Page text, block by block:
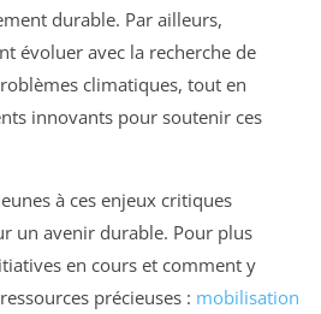
durable. Par ailleurs,
évoluer avec la recherche de
climatiques, tout en
innovants pour soutenir ces
à ces enjeux critiques
un avenir durable. Pour plus
en cours et comment y
précieuses : mobilisation